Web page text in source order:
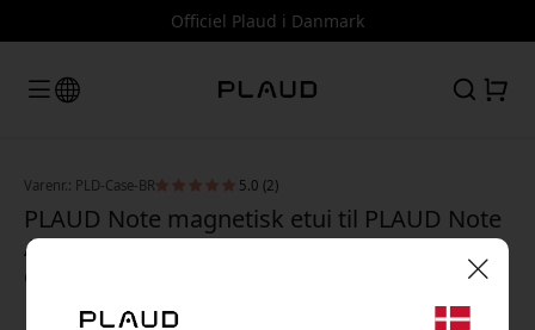
Officiel Plaud i Danmark
Varenr.: PLD-Case-BR 5.0 (2)
PLAUD Note magnetisk etui til PLAUD Note
AI-optager med MagSafe-kompatibelt
design og beskyttende - Brun
🎉 Din rabatkode: